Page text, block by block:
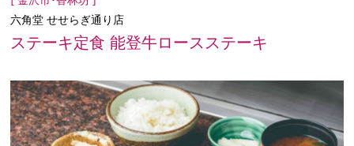
六角堂 せせらぎ通り店
ステーキ定食 能登牛ロースステーキ